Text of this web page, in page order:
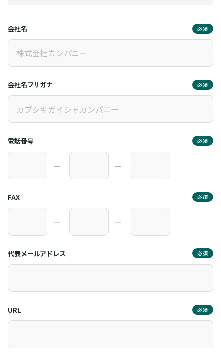
会社名 必須
会社名フリガナ 必須
電話番号 必須
― ―
FAX 必須
― ―
代表メールアドレス 必須
URL 必須